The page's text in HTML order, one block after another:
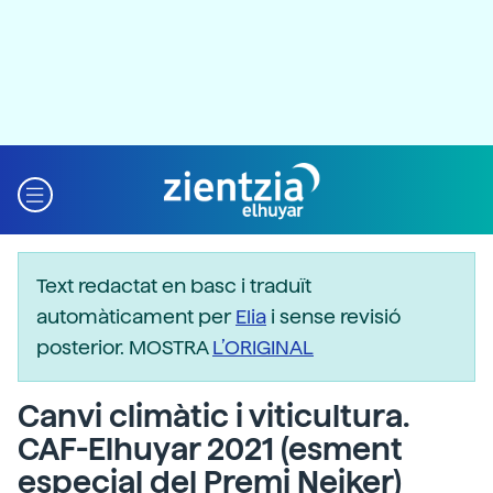
Text redactat en basc i traduït
automàticament perElia i sense revisió
posterior. MOSTRAL’ORIGINAL
Canvi climàtic i viticultura.
CAF-Elhuyar 2021 (esment
especial del Premi Neiker)